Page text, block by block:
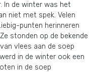
In de winter was het
niet met spek. Velen
punten herinneren
stonden op de bekende
vlees aan de soep
in de winter ook een
in de soep